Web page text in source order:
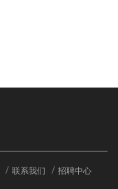
/ 联系我们 / 招聘中心